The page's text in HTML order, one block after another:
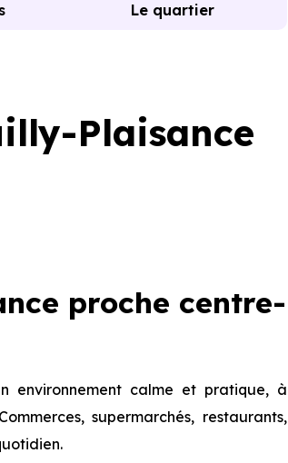
Plaisance
Le quartier
proche centre-
environnement calme et pratique, à
supermarchés, restaurants,